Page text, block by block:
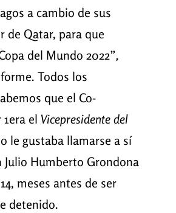
a cambio de sus
de Qatar, para que
del Mundo 2022”,
Todos los
que el Co-
el Vicepresidente del
le gustaba llamarse a sí
Julio Humberto Grondona
meses antes de ser
detenido.